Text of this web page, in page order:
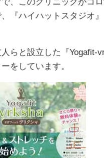
『ハイハットスタジオ
らと設立した『
をしています。